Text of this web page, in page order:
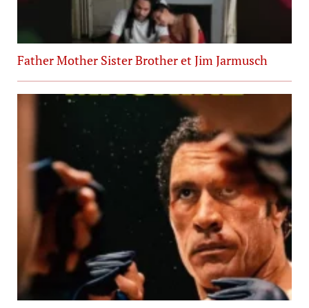
Father Mother Sister Brother et Jim Jarmusch